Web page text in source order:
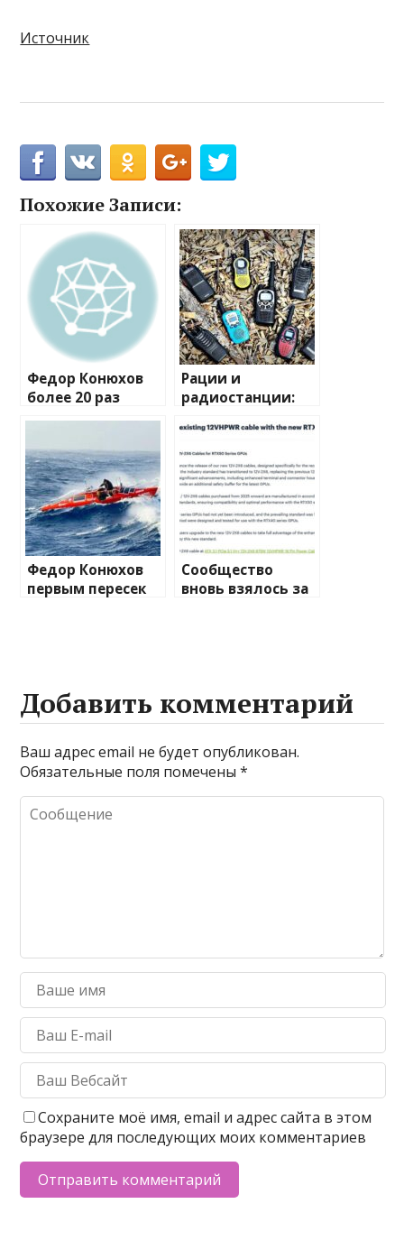
Источник
Похожие Записи:
Федор Конюхов
более 20 раз
перевернулся в
Атлантики
Рации и
радиостанции:
путеводитель по
миру
беспроводной
связи
Федор Конюхов
первым пересек
Сообщество
вновь взялось за
Добавить комментарий
Ваш адрес email не будет опубликован.
Обязательные поля помечены*
Сохраните моё имя, email и адрес сайта в этом
браузере для последующих моих комментариев